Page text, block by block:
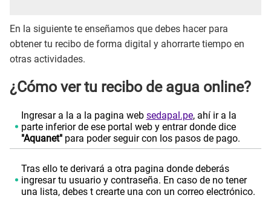
En la siguiente te enseñamos que debes hacer para
obtener tu recibo de forma digital y ahorrarte tiempo en
otras actividades.
¿Cómo ver tu recibo de agua online?
Ingresar a la a la pagina web sedapal.pe, ahí ir a la
parte inferior de ese portal web y entrar donde dice
"Aquanet"para poder seguir con los pasos de pago.
Tras ello te derivará a otra pagina donde deberás
ingresar tu usuario y contraseña. En caso de no tener
una lista, debes t crearte una con un correo electrónico.